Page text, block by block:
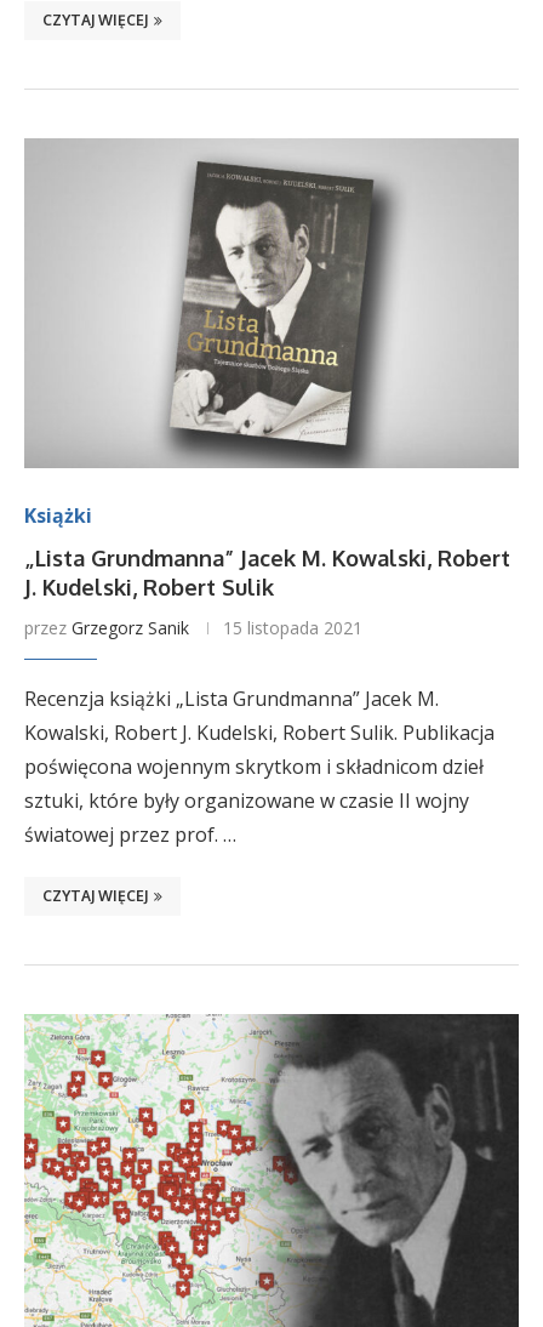
CZYTAJ WIĘCEJ
Książki
„Lista Grundmanna” Jacek M. Kowalski, Robert
J. Kudelski, Robert Sulik
przez Grzegorz Sanik 15 listopada 2021
Recenzja książki „Lista Grundmanna” Jacek M.
Kowalski, Robert J. Kudelski, Robert Sulik. Publikacja
poświęcona wojennym skrytkom i składnicom dzieł
sztuki, które były organizowane w czasie II wojny
światowej przez prof. …
CZYTAJ WIĘCEJ